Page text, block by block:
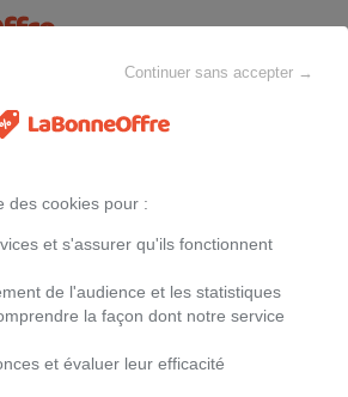
de sport pour femmes
Continuer sans accepter →
des cookies pour :
et s'assurer qu'ils fonctionnent
de l'audience et les statistiques
la façon dont notre service
et évaluer leur efficacité